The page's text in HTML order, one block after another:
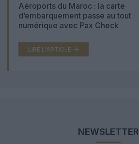
Aéroports du Maroc : la carte
d’embarquement passe au tout
numérique avec Pax Check
LIRE L'ARTICLE
NEWSLETTER